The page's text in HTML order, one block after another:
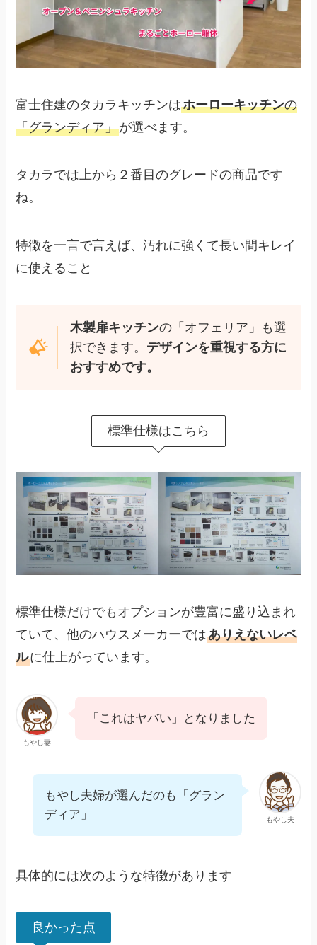
富士住建のタカラキッチンはホーローキッチンの
「グランディア」が選べます。
タカラでは上から２番目のグレードの商品です
ね。
特徴を一言で言えば、汚れに強くて長い間キレイ
に使えること
木製扉キッチンの「オフェリア」も選
択できます。 デザインを重視する方に
おすすめです。
標準仕様はこちら
標準仕様だけでもオプションが豊富に盛り込まれ
ていて、他のハウスメーカーではありえないレベ
ルに仕上がっています。
もやし妻
「これはヤバい」となりました
もやし夫
もやし夫婦が選んだのも「グラン
ディア」
具体的には次のような特徴があります
良かった点